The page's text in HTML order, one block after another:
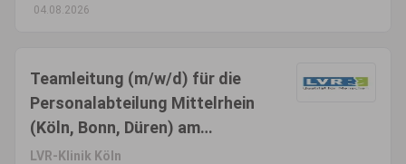
04.08.2026
Teamleitung (m/w/d) für die
Personalabteilung Mittelrhein
(Köln, Bonn, Düren) am
Standort Düren
LVR-Klinik Köln